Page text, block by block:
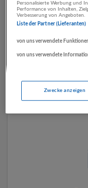
Sonstige
Personalisierte Werbung und
Performance von Inhalten,
Verbesserung von Angeboten.
Liste der Partner (Lieferanten)
von uns verwendete
von uns verwendete
Zwecke anzeigen